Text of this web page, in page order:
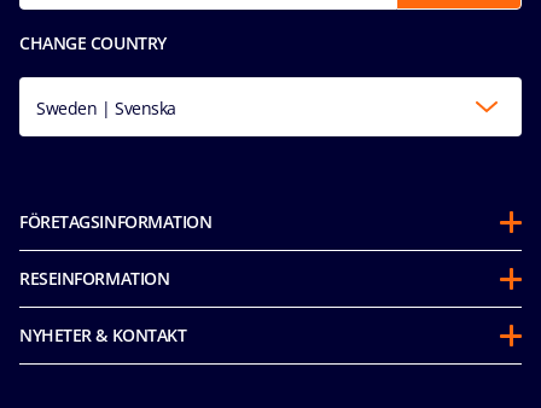
CHANGE COUNTRY
Sweden | Svenska
FÖRETAGSINFORMATION
Hållbarhet & Miljöarbete
Mice & charters
RESEINFORMATION
NYHETER & KONTAKT